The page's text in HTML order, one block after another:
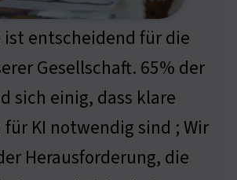
ist entscheidend für die
Gesellschaft. 65% der
sich einig, dass klare
für KI notwendig sind ; Wir
Herausforderung, die